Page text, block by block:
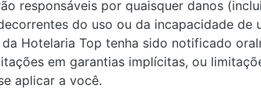
responsáveis ​​por quaisquer danos
do uso ou da incapacidade de
Hotelaria Top tenha sido notificado
em garantias implícitas, ou
aplicar a você.